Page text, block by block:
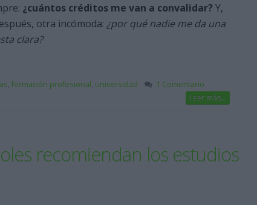
¿cuántos créditos me van a convalidar? Y,
otra incómoda: ¿por qué nadie me da una
clara?
, formación profesional, universidad
1 Comentario
Leer más...
recomiendan los estudios